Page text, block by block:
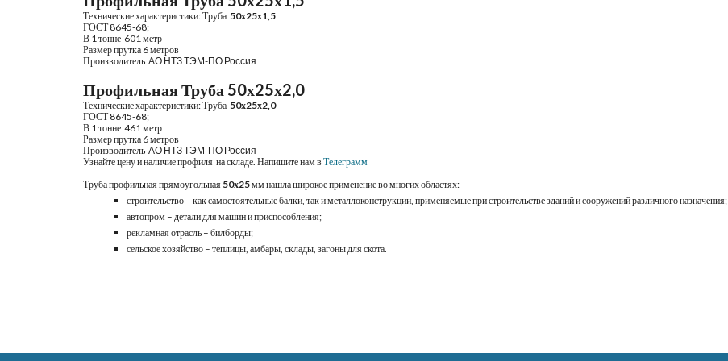
Технические характеристики: Труба 50х25х1,5
ГОСТ 8645-68;
В 1 тонне 601 метр
Размер прутка 6 метров
Производитель АО НТЗ ТЭМ-ПО Россия
Профильная Труба 50х25х2,0
Технические характеристики: Труба 50х25х2,0
ГОСТ 8645-68;
В 1 тонне 461 метр
Размер прутка 6 метров
Производитель АО НТЗ ТЭМ-ПО Россия
Узнайте цену и наличие профиля  на складе. Напишите нам вТелеграмм
Труба профильная прямоугольная 50х25 мм нашла широкое применение во многих областях:
строительство – как самостоятельные балки, так и металлоконструкции, применяемые при строительстве зданий и сооружений различного назначения;
автопром – детали для машин и приспособления;
рекламная отрасль – билборды;
сельское хозяйство – теплицы, амбары, склады, загоны для скота.